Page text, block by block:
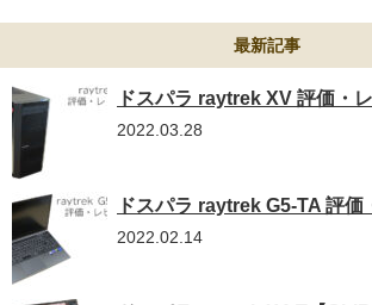
最新記事
ドスパラ raytrek XV 評価・
2022.03.28
ドスパラ raytrek G5-TA 評価
2022.02.14